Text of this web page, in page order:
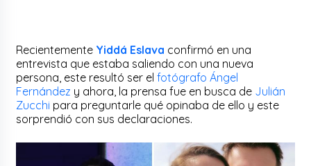
Recientemente Yiddá Eslava confirmó en una
entrevista que estaba saliendo con una nueva
persona, este resultó ser el fotógrafo Ángel
Fernández y ahora, la prensa fue en busca de Julián
Zucchi para preguntarle qué opinaba de ello y este
sorprendió con sus declaraciones.